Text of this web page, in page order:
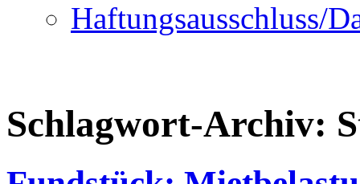
Haftungsausschluss/
Schlagwort-Archiv: